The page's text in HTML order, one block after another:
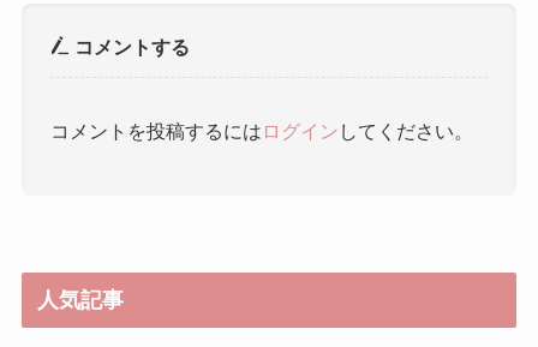
コメントする
コメントを投稿するには ログイン してください。
人気記事